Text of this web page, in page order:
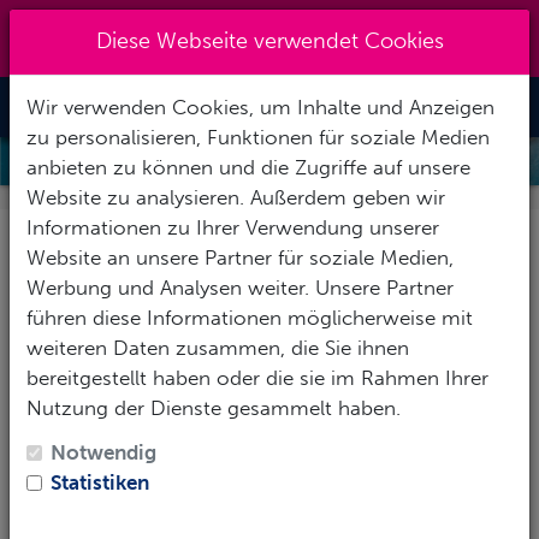
info@tauchzentrale.de
Toggle
KINDERGEBURTSTAG TAUCHEN
Der nächste Geburtstag
fällt ins Wasser!
Kindergeburtstag mit Tauchen
Lasst euer Kind seinen Geburtstag bei uns im Pool
Schnuppertauchen (Try Scuba Kids in Zweierteams),
Schwimmen, Spielen und Spaß in unserem
Diese Webseite verwendet Cookies
Wir verwenden Cookies, um Inhalte und Anzeigen
zu personalisieren, Funktionen für soziale Medien
anbieten zu können und die Zugriffe auf unsere
Website zu analysieren. Außerdem geben wir
Informationen zu Ihrer Verwendung unserer
Website an unsere Partner für soziale Medien,
Werbung und Analysen weiter. Unsere Partner
führen diese Informationen möglicherweise mit
weiteren Daten zusammen, die Sie ihnen
bereitgestellt haben oder die sie im Rahmen Ihrer
Nutzung der Dienste gesammelt haben.
Notwendig
Statistiken